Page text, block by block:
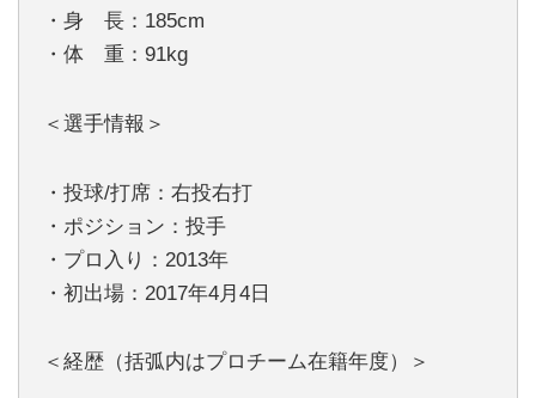
・身 長：185cm
・体 重：91kg
＜選手情報＞
・投球/打席：右投右打
・ポジション：投手
・プロ入り：2013年
・初出場：2017年4月4日
＜経歴（括弧内はプロチーム在籍年度）＞